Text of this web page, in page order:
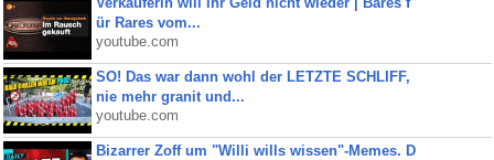
ür Rares vom...
youtube.com
SO! Das war dann wohl der LETZTE SCHLIFF,
nie mehr granit und...
youtube.com
Bizarrer Zoff um "Willi wills wissen"-Memes. D